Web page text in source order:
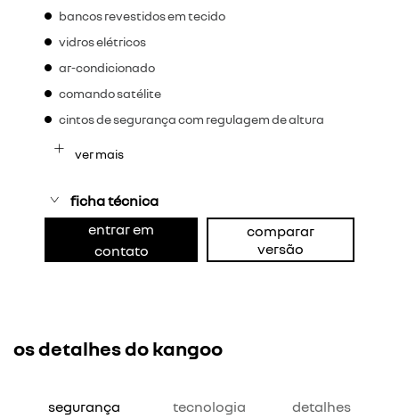
bancos revestidos em tecido
vidros elétricos
ar-condicionado
comando satélite
cintos de segurança com regulagem de altura
ver mais
ficha técnica
entrar em
contato
comparar
versão
os detalhes do kangoo
segurança tecnologia detalhes